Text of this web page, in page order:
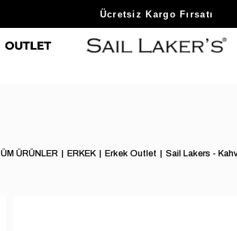
Sezon Sonu Fırsatlarını Keşfet
ÜRÜNLER ERKEK Erkek Outlet Sail Lakers -